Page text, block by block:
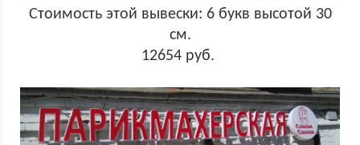
Стоимость этой вывески: 6 букв высотой 30
см.
12654 руб.